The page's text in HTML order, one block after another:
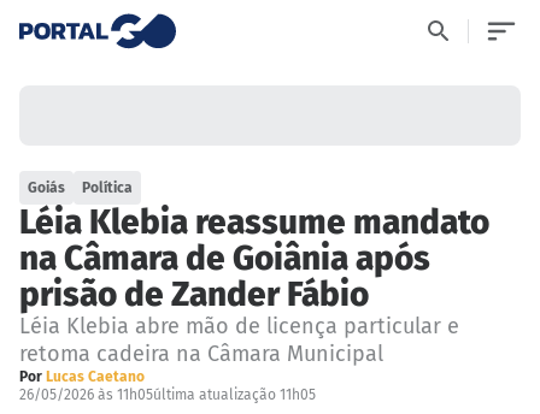
Goiás Política
Léia Klebia reassume mandato
na Câmara de Goiânia após
prisão de Zander Fábio
Léia Klebia abre mão de licença particular e
retoma cadeira na Câmara Municipal
Por Lucas Caetano
26/05/2026 às 11h05última atualização 11h05